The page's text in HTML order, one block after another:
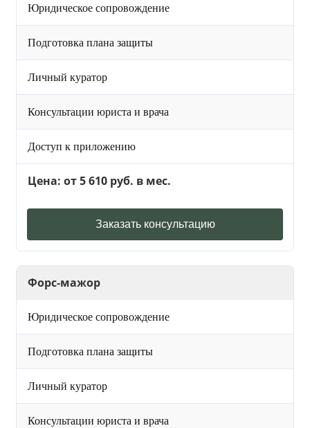
Юридическое сопровождение
Подготовка плана защиты
Личный куратор
Консультации юриста и врача
Доступ к приложению
Цена: от 5 610 руб. в мес.
Заказать консультацию
Форс-мажор
Юридическое сопровождение
Подготовка плана защиты
Личный куратор
Консультации юриста и врача